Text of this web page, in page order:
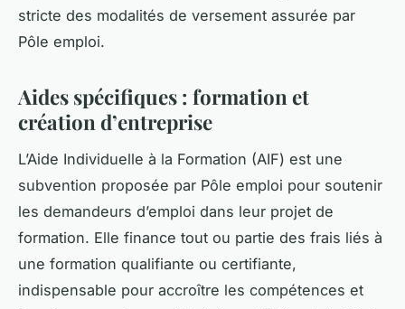
stricte des modalités de versement assurée par
Pôle emploi.
Aides spécifiques : formation et
création d’entreprise
L’Aide Individuelle à la Formation (AIF) est une
subvention proposée par Pôle emploi pour soutenir
les demandeurs d’emploi dans leur projet de
formation. Elle finance tout ou partie des frais liés à
une formation qualifiante ou certifiante,
indispensable pour accroître les compétences et